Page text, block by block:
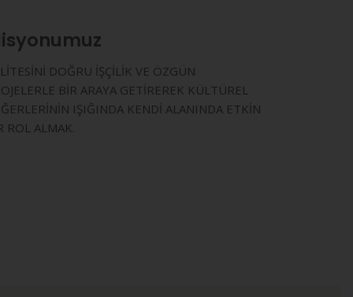
DOĞRU İŞÇİLİK VE ÖZGÜN
BİR ARAYA GETİREREK KÜLTÜREL
IŞIĞINDA KENDİ ALANINDA ETKİN
ROL ALMAK.